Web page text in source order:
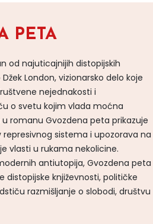
PETA
od najuticajnijih distopijskih
London, vizionarsko delo koje
nejednakosti i
o svetu kojim vlada moćna
u romanu Gvozdena peta prikazuje
sistema i upozorava na
vlasti u rukama nekolicine.
antiutopija, Gvozdena peta
distopijske književnosti, političke
razmišljanje o slobodi, društvu